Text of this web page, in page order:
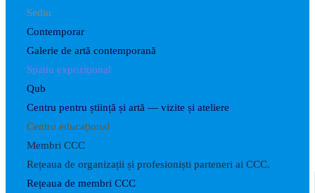
Sediu
Contemporar
Galerie de artă contemporană
Spațiu expozițional
Qub
Centru pentru știință și artă — vizite și ateliere
Centru educațional
Membri CCC
Rețeaua de organizații și profesioniști parteneri ai CCC.
Rețeaua de membri CCC